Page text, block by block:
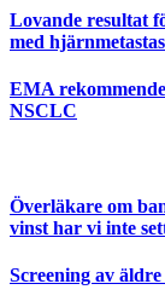
Lovande resultat
med
EMA
NSCLC
Överläkare om
vinst har vi inte
Screening av